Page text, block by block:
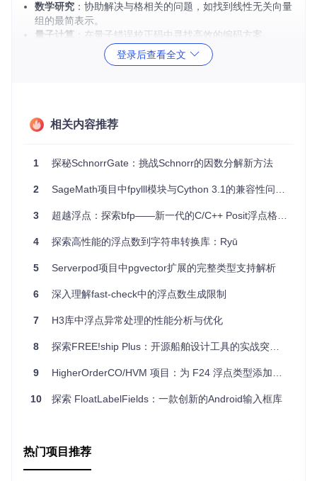
数学研究 ：协助解决与格相关的问题，如找到线性无关向量
组的最简表示。
量子计算 ：在量子错误校正码中寻找高效的编码方案。
：评估硬件安全模块（如智能卡）的抗攻击性。
题选择合适的策略。
高性能实现：优化的代码使得fplll在浮点运算上表现出色，
跨平台支持：提供Ubuntu、Debian、Conda、MacOS等
ux、macOS和Windows 10（通过WSL）。
灵活性：fplll提供了命令行程序和库接口，方便用户直接调
用或集成到自己的应用中。
开放源代码：遵循GNU Lesser General Public License
对于需要高效处理格问题的研究人员和开发者来说，fplll无疑
是一个值得尝试的优秀工具。无论是学术研究还是实际应用，
它都能为您的项目带来强大动力和灵活性。立即尝试并探索fpll
l的无限可能吧！
登录后查看全文
相关内容推荐
1 探秘SchnorrGate：挑战Schnorr的因数分解新方法
2 SageMath项目中fpylll模块与Cython 3.1的兼容性问题解析
3 超越浮点：探索bfp——新一代的C/C++ Posit浮点格式实现
4 探索高性能的浮点数到字符串转换库：Ryū
5 Serverpod项目中pgvector扩展的完整类型支持解析
6 深入理解fast-check中的浮点数生成限制
7 H3库中浮点异常处理的性能分析与优化
8 探索FREE!ship Plus：开源船舶设计工具的实战突破指南
9 HigherOrderCO/HVM 项目：为 F24 浮点类型添加三角函数运算支持
10 探索 FloatLabelFields：一款创新的Android输入框库
热门项目推荐